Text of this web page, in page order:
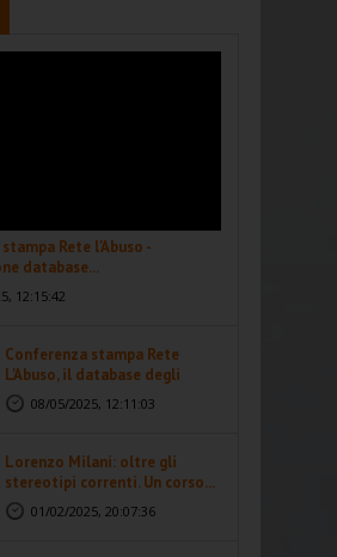
Rete l'Abuso -
database...
12:15:42
Conferenza stampa Rete
L'Abuso, il database degli
abusi...08/05/2025, 12:11:03
Lorenzo Milani: oltre gli
stereotipi correnti. Un corso...
01/02/2025, 20:07:36